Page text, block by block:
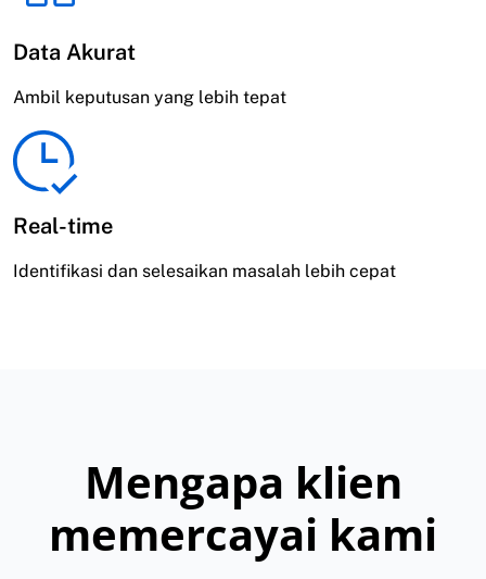
Data Akurat
Ambil keputusan yang lebih tepat
Real-time
Identifikasi dan selesaikan masalah lebih cepat
Mengapa klien
memercayai kami